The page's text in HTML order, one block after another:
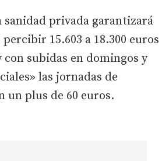
sanidad privada garantizará
percibir 15.603 a 18.300 euros
con subidas en domingos y
las jornadas de
un plus de 60 euros.